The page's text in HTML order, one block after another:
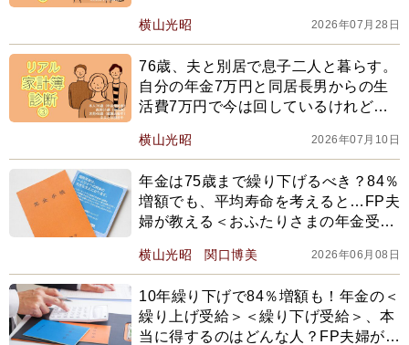
【2026上半期BEST】
横山光昭 2026年07月28日
76歳、夫と別居で息子二人と暮らす。
自分の年金7万円と同居長男からの生
活費7万円で今は回しているけれど…
上半期BEST】
横山光昭 2026年07月10日
年金は75歳まで繰り下げるべき？84％
増額でも、平均寿命を考えると…FP夫
婦が教える＜おふたりさまの年金受け
横山光昭 関口博美 2026年06月08日
10年繰り下げで84％増額も！年金の＜
繰り上げ受給＞＜繰り下げ受給＞、本
当に得するのはどんな人？FP夫婦が解